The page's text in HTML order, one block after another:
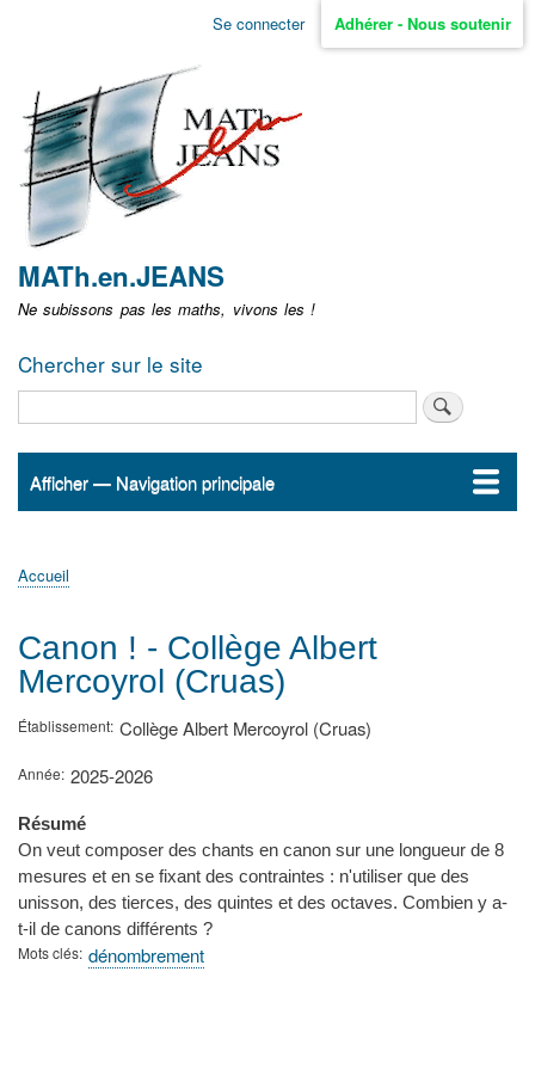
Aller
non
identifié
Se connecter Adhérer - Nous soutenir
MATh.en.JEANS
Ne subissons pas les maths, vivons les !
Chercher sur le site
Navigation
Afficher — Navigation principale
Accueil
ActualitésMATh.en.JEANS ?
Régions et Ateliers
Créer, gérer un atelier
Sujets/Publications
Congrès
d'Ariane
Accueil
Canon ! - Collège Albert
Mercoyrol (Cruas)
Établissement Collège Albert Mercoyrol (Cruas)
Année 2025-2026
Résumé
On veut composer des chants en canon sur une longueur de 8
mesures et en se fixant des contraintes : n'utiliser que des
unisson, des tierces, des quintes et des octaves. Combien y a-
t-il de canons différents ?
Mots clés dénombrement